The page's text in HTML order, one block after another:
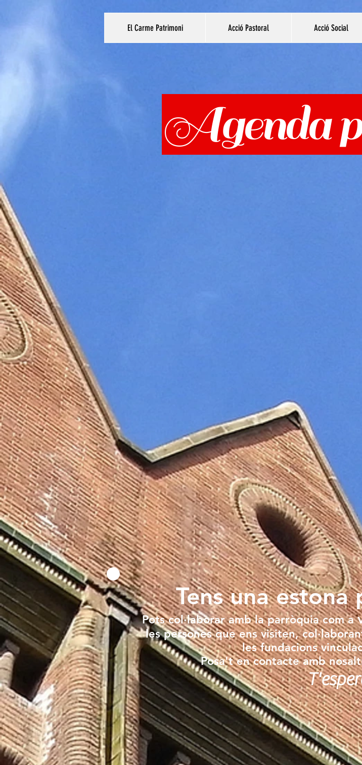
El Carme Patrimoni Acció Pastoral Acció Social
Agenda
Tens una estona
Pots col·laborar amb la parròquia com a
les persones que ens visiten,
les fundacions
Posa't en contacte amb